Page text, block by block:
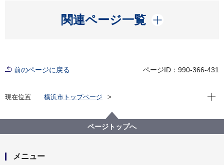
関連ページ一覧
開く
前のページに戻る ページID：990-366-431
現在位置
横浜市トップページ
市民局
本籍を移す（変更する）ときの手続き（転籍届）はど
のようにするのですか。
現在
ページトップへ
メニュー